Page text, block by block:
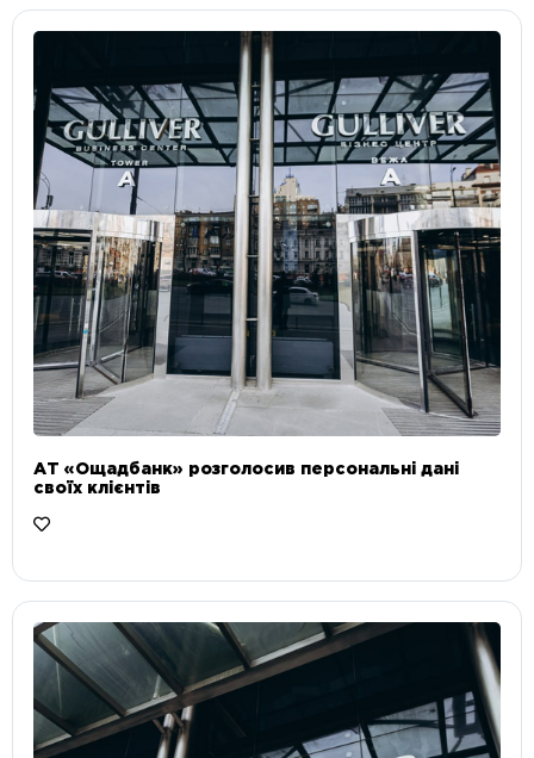
АТ «Ощадбанк» розголосив персональні дані
своїх клієнтів